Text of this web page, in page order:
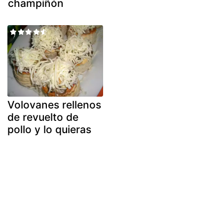
champiñón
Volovanes rellenos
de revuelto de
pollo y lo quieras